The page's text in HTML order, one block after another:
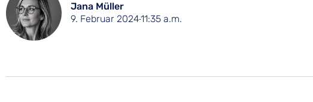
Jana Müller
9. Februar 202411:35 a.m.